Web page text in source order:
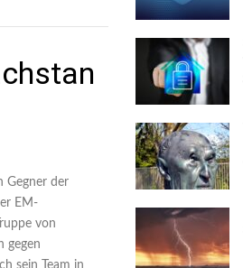
Gegner der
EM-
von
gegen
sein Team in